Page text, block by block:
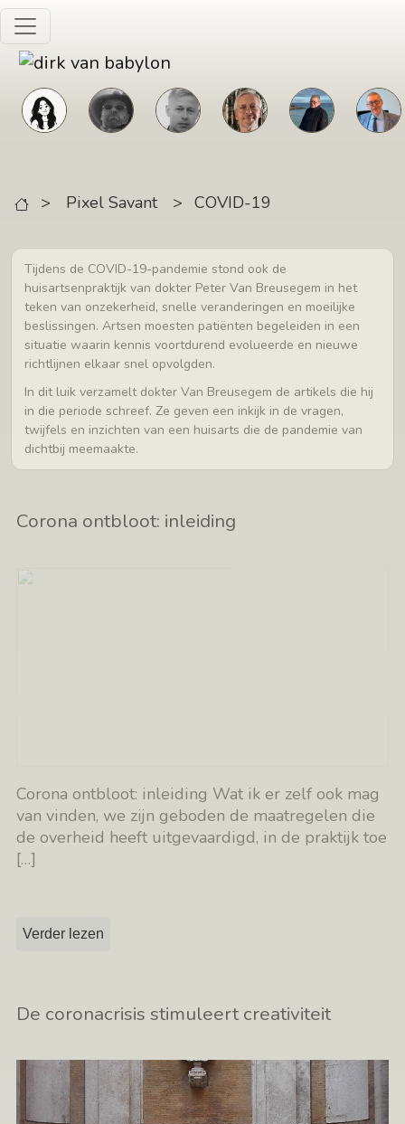
Skip to main content
> Pixel Savant > COVID-19
Tijdens de COVID-19-pandemie stond ook de
huisartsenpraktijk van dokter Peter Van Breusegem in het
teken van onzekerheid, snelle veranderingen en moeilijke
beslissingen. Artsen moesten patiënten begeleiden in een
situatie waarin kennis voortdurend evolueerde en nieuwe
richtlijnen elkaar snel opvolgden.
In dit luik verzamelt dokter Van Breusegem de artikels die hij
in die periode schreef. Ze geven een inkijk in de vragen,
twijfels en inzichten van een huisarts die de pandemie van
dichtbij meemaakte.
Corona ontbloot: inleiding
Corona ontbloot: inleiding Wat ik er zelf ook mag
van vinden, we zijn geboden de maatregelen die
de overheid heeft uitgevaardigd, in de praktijk toe
[…]
Verder lezen
De coronacrisis stimuleert creativiteit